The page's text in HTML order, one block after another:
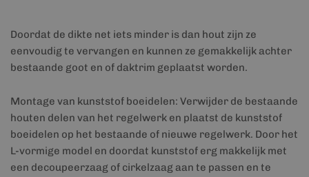
Doordat de dikte net iets minder is dan hout zijn ze
eenvoudig te vervangen en kunnen ze gemakkelijk achter
bestaande goot en of daktrim geplaatst worden.
Montage van kunststof boeidelen: Verwijder de bestaande
houten delen van het regelwerk en plaatst de kunststof
boeidelen op het bestaande of nieuwe regelwerk. Door het
L-vormige model en doordat kunststof erg makkelijk met
een decoupeerzaag of cirkelzaag aan te passen en te